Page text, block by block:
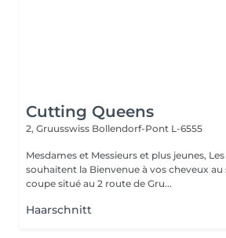
Cutting Queens
2, Gruusswiss Bollendorf-Pont L-6555
Mesdames et Messieurs et plus jeunes, Les Cutting Queens
souhaitent la Bienvenue à vos cheveux au
coupe situé au 2 route de Gru...
Haarschnitt